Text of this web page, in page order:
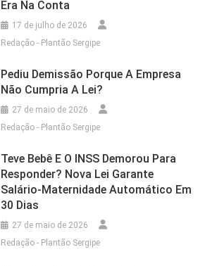
Era Na Conta
17 de julho de 2026
Redação - Plantão Sergipe
Pediu Demissão Porque A Empresa
Não Cumpria A Lei?
27 de maio de 2026
Redação - Plantão Sergipe
Teve Bebê E O INSS Demorou Para
Responder? Nova Lei Garante
Salário-Maternidade Automático Em
30 Dias
27 de maio de 2026
Redação - Plantão Sergipe